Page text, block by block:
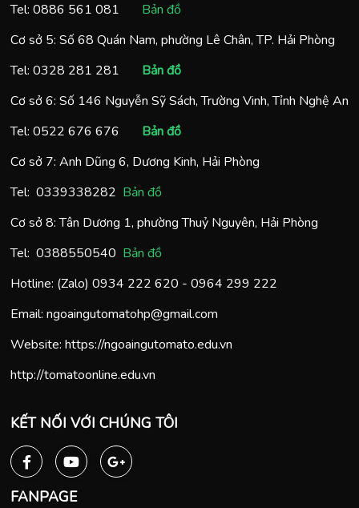
Tel: 0886 561 081
Bản đồ
Cơ sở 5: Số 68 Quán Nam, phường Lê Chân, TP. Hải Phòng
Tel: 0328 281 281
Bản đồ
Cơ sở 6: Số 146 Nguyễn Sỹ Sách, Trường Vinh, Tỉnh Nghệ An
Tel: 0522 676 676
Bản đồ
Cơ sở 7: Anh Dũng 6, Dương Kinh, Hải Phòng
Tel: 0339338282 Bản đồ
Cơ sở 8: Tân Dương 1, phường Thuỷ Nguyên, Hải Phòng
Tel: 0388550540 Bản đồ
Hotline: (Zalo) 0934 222 620 - 0964 299 222
Email: ngoaingutomatohp@gmail.com
Website: https://ngoaingutomato.edu.vn
http://tomatoonline.edu.vn
KẾT NỐI VỚI CHÚNG TÔI
FANPAGE